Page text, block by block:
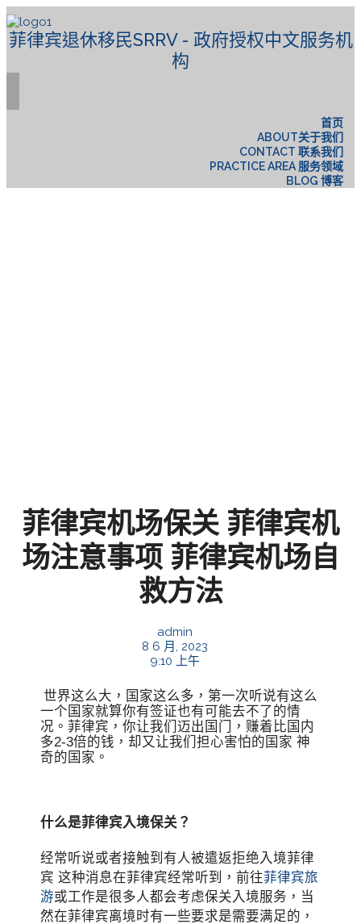
菲律宾退休移民SRRV - 政府授权中文服务机
构
首页
ABOUT关于我们
CONTACT 联系我们
PRACTICE AREA 服务领域
BLOG 博客
菲律宾机场保关 菲律宾机
场注意事项 菲律宾机场自
救方法
admin
8 6 月, 2023
9:10 上午
世界这么大，国家这么多，第一次听说有这么
一个国家就算你有签证也有可能去不了的情
况。菲律宾，你让我们迈出国门，赚着比国内
多2-3倍的钱，却又让我们担心害怕的国家 神
奇的国家。
什么是菲律宾入境保关？
经常听说或者接触到有人被遣返拒绝入境菲律
宾 这种消息在菲律宾经常听到，前往菲律宾旅
游或工作是很多人都会考虑保关入境服务，当
然在菲律宾离境时有一些要求是需要满足的，